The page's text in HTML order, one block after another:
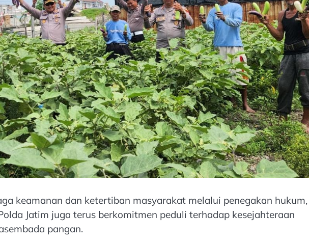
keamanan dan ketertiban masyarakat melalui penegakan hukum,
Jatim juga terus berkomitmen peduli terhadap kesejahteraan
pangan.